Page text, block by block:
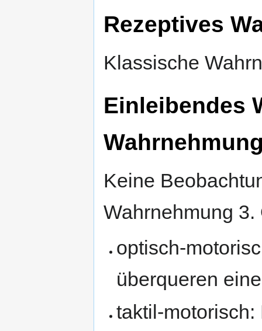
Rezeptives
Klassische
Einleibendes
Keine
Wahrnehmung 3.
optisch-
überqueren
taktil-